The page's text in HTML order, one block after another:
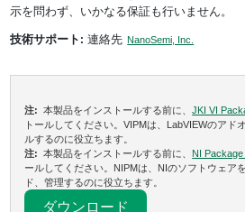
示を問わず、いかなる保証も行いません。
技術サポート: 連絡先 NanoSemi, Inc.
注:本製品をインストールする前に、JKI VI
トールしてください。VIPMは、LabVIEWのアド
ルするのに役立ちます。
注:本製品をインストールする前に、 NI
ールしてください。NIPMは、NIのソフトウェア
ド、管理するのに役立ちます。
ダウンロード